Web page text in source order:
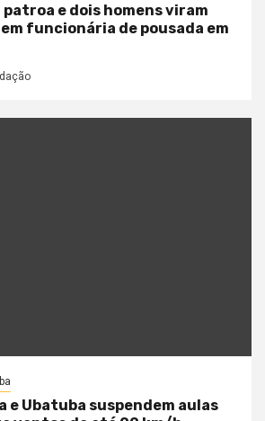
patroa e dois homens viram
funcionária de pousada em
e Ubatuba suspendem aulas